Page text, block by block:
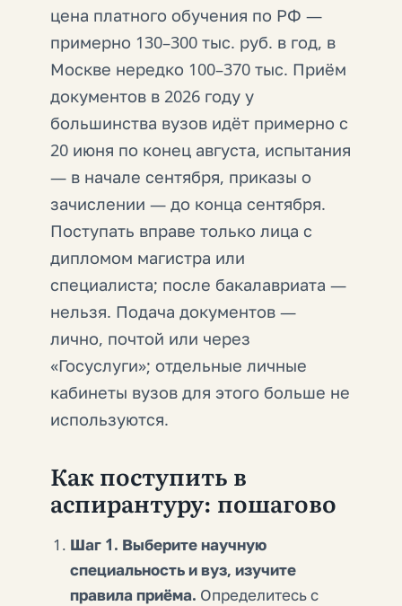
цена платного обучения по РФ —
примерно 130–300 тыс. руб. в год, в
Москве нередко 100–370 тыс. Приём
документов в 2026 году у
большинства вузов идёт примерно с
20 июня по конец августа, испытания
— в начале сентября, приказы о
зачислении — до конца сентября.
Поступать вправе только лица с
дипломом магистра или
специалиста; после бакалавриата —
нельзя. Подача документов —
лично, почтой или через
«Госуслуги»; отдельные личные
кабинеты вузов для этого больше не
используются.
Как поступить в
аспирантуру: пошагово
Шаг 1. Выберите научную
специальность и вуз, изучите
правила приёма. Определитесь с